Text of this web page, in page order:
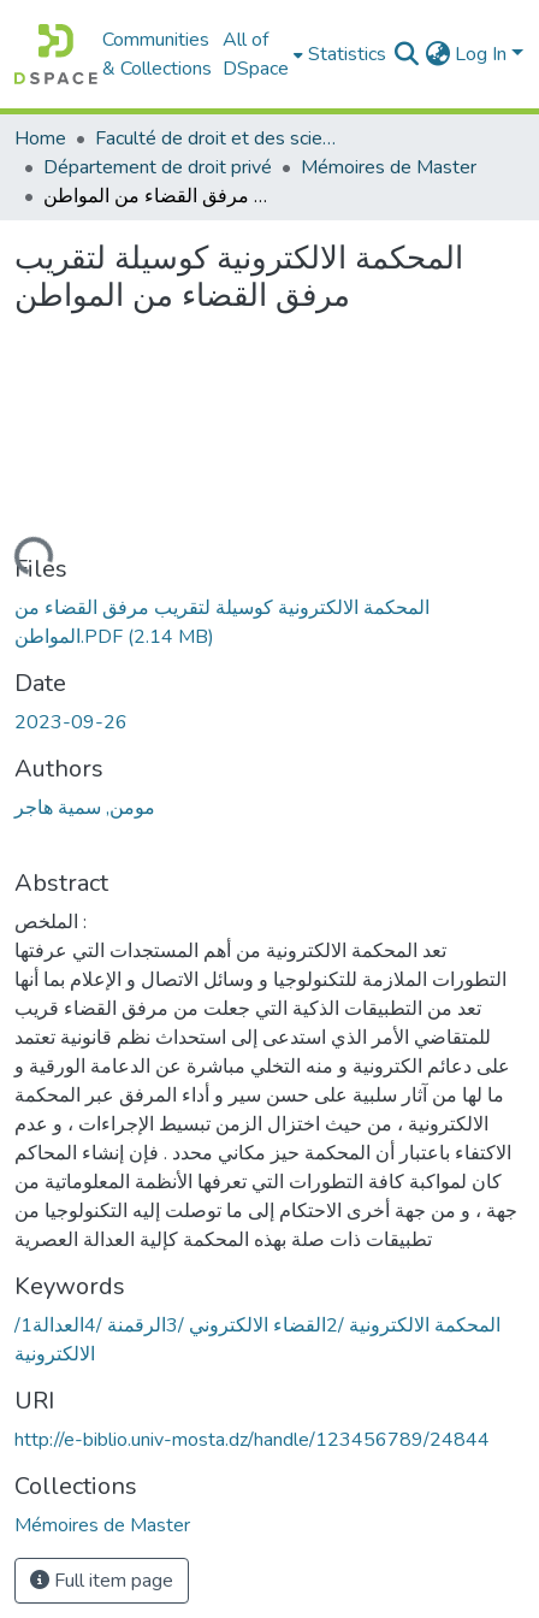
Communities
& Collections
All of
DSpace
Statistics Log In
Home
Faculté de droit et des sciences politiques
Département de droit privé
Mémoires de Master
المحكمة الالكترونية كوسيلة لتقريب مرفق القضاء من المواطن
المحكمة الالكترونية كوسيلة لتقريب
مرفق القضاء من المواطن
Files
المحكمة الالكترونية كوسيلة لتقريب مرفق القضاء من
المواطن.PDF (2.14 MB)
Date
2023-09-26
Authors
مومن, سمية هاجر
Abstract
الملخص :
تعد المحكمة الالكترونية من أهم المستجدات التي عرفتها
التطورات الملازمة للتكنولوجيا و وسائل الاتصال و الإعلام بما أنها
تعد من التطبيقات الذكية التي جعلت من مرفق القضاء قريب
للمتقاضي الأمر الذي استدعى إلى استحداث نظم قانونية تعتمد
على دعائم الكترونية و منه التخلي مباشرة عن الدعامة الورقية و
ما لها من آثار سلبية على حسن سير و أداء المرفق عبر المحكمة
الالكترونية ، من حيث اختزال الزمن تبسيط الإجراءات ، و عدم
الاكتفاء باعتبار أن المحكمة حيز مكاني محدد . فإن إنشاء المحاكم
كان لمواكبة كافة التطورات التي تعرفها الأنظمة المعلوماتية من
جهة ، و من جهة أخرى الاحتكام إلى ما توصلت إليه التكنولوجيا من
تطبيقات ذات صلة بهذه المحكمة كإلية العدالة العصرية
Keywords
/1المحكمة الالكترونية /2القضاء الالكتروني /3الرقمنة /4العدالة
الالكترونية
URI
http://e-biblio.univ-mosta.dz/handle/123456789/24844
Collections
Mémoires de Master
Full item page